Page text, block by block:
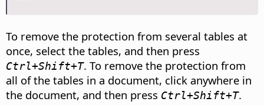
To remove the protection from several tables at
once, select the tables, and then press
Ctrl+Shift+T. To remove the protection from
all of the tables in a document, click anywhere in
the document, and then press Ctrl+Shift+T.